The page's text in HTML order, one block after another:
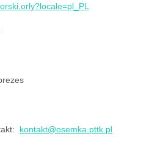
kontakt@osemka.pttk.pl